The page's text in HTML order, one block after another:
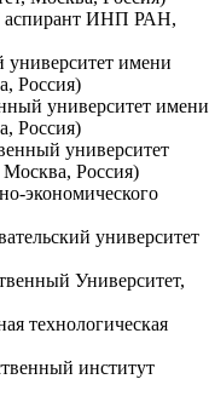
ИНП РАН,
имени
Россия)
университет имени
Россия)
университет
Россия)
экономического
университет
Университет,
технологическая
институт